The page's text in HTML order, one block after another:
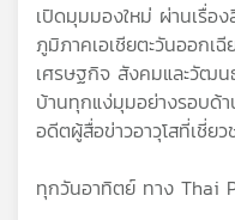
เพล
ของ
เปิดมุมมองใหม่ ผ่านเรื่อ
ภูมิภาคเอเชียตะวันออกเ
เศรษฐกิจ สังคมและวัฒน
บ้านทุกแง่มุมอย่างรอบด้
อดีตผู้สื่อข่าวอาวุโสที่เชี่ย
ทุกวันอาทิตย์ ทาง Thai